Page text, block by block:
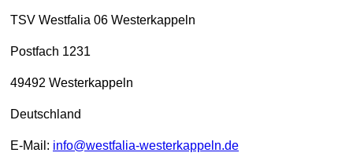
TSV Westfalia 06 Westerkappeln
Postfach 1231
49492 Westerkappeln
Deutschland
E-Mail: info@westfalia-westerkappeln.de